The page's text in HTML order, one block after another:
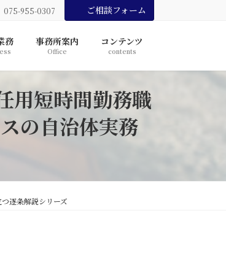
075-955-0307 ご相談フォーム
務 事務所案内
Office
コンテンツ
contents
用短時間勤務職
の自治体実務
逐条解説シリーズ